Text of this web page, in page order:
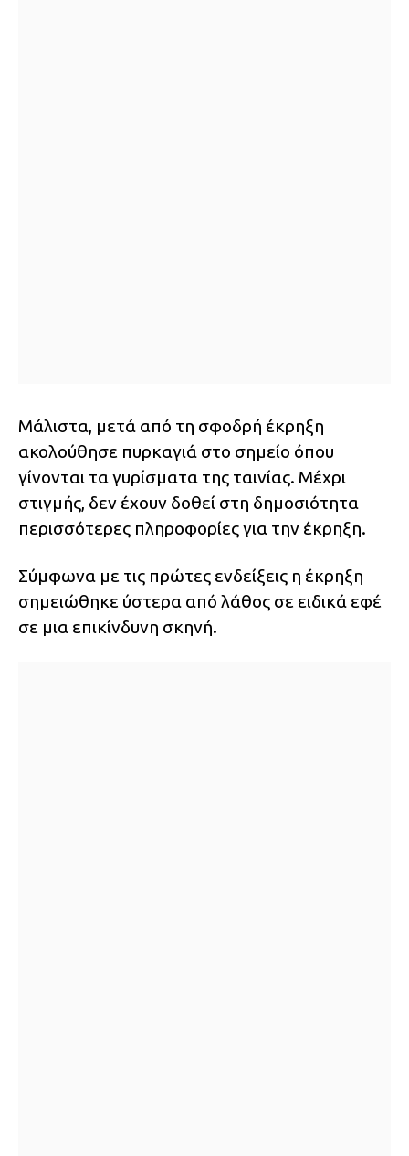
Μάλιστα, μετά από τη σφοδρή έκρηξη
ακολούθησε πυρκαγιά στο σημείο όπου
γίνονται τα γυρίσματα της ταινίας. Μέχρι
στιγμής, δεν έχουν δοθεί στη δημοσιότητα
περισσότερες πληροφορίες για την έκρηξη.
Σύμφωνα με τις πρώτες ενδείξεις η έκρηξη
σημειώθηκε ύστερα από λάθος σε ειδικά εφέ
σε μια επικίνδυνη σκηνή.